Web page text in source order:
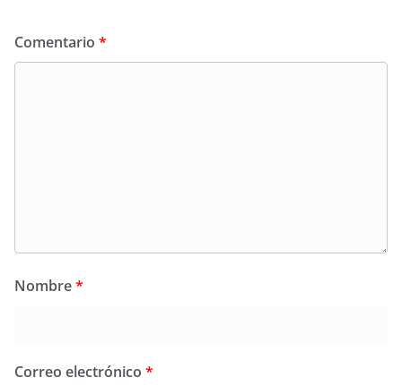
Comentario *
Nombre*
Correo electrónico *